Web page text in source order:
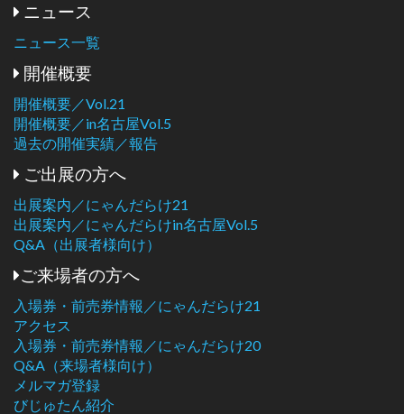
ニュース
ニュース一覧
開催概要
開催概要／Vol.21
開催概要／in名古屋Vol.5
過去の開催実績／報告
ご出展の方へ
出展案内／にゃんだらけ21
出展案内／にゃんだらけin名古屋Vol.5
Q&A（出展者様向け）
ご来場者の方へ
入場券・前売券情報／にゃんだらけ21
アクセス
入場券・前売券情報／にゃんだらけ20
Q&A（来場者様向け）
メルマガ登録
びじゅたん紹介